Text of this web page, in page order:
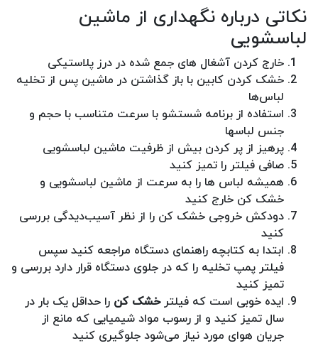
نکاتی درباره نگهداری از ماشین
لباسشویی
خارج کردن آشغال های جمع شده در درز پلاستیکی
خشک کردن کابین با باز گذاشتن در ماشین پس از تخلیه
لباس‌ها
استفاده از برنامه شستشو با سرعت متناسب با حجم و
جنس لباسها
پرهیز از پر کردن بیش از ظرفیت ماشین لباسشویی
صافی فیلتر را تمیز کنید
همیشه لباس ها را به سرعت از ماشین لباسشویی و
خشک کن خارج کنید
دودکش خروجی خشک کن را از نظر آسیب‌دیدگی بررسی
کنید
ابتدا به کتابچه راهنمای دستگاه مراجعه کنید سپس
فیلتر پمپ تخلیه را که در جلوی دستگاه قرار دارد بررسی و
تمیز کنید
ایده خوبی است که فیلترخشک کن را حداقل یک بار در
سال تمیز کنید و از رسوب مواد شیمیایی که مانع از
جریان هوای مورد نیاز می‌شود جلوگیری کنید